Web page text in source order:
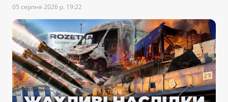
05 серпня 2026 р. 19:22